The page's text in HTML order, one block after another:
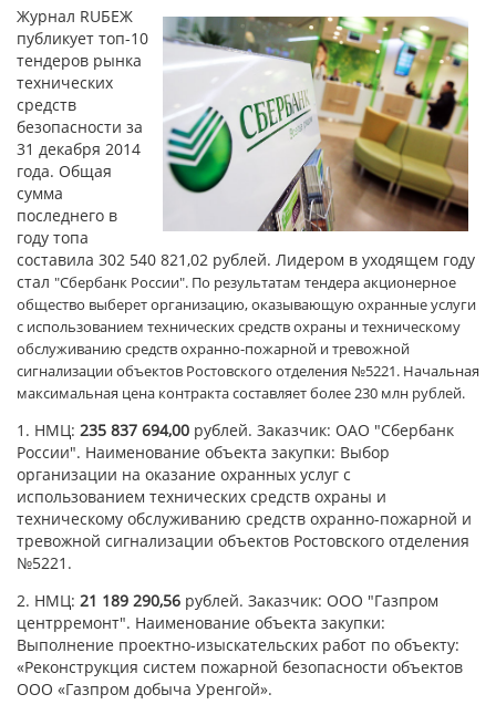
Журнал RUБЕЖ
публикует топ-10
тендеров рынка
технических
средств
безопасности за
31 декабря 2014
года. Общая
сумма
последнего в
году топа
составила 302 540 821,02 рублей. Лидером в уходящем году
стал "Сбербанк России". По результатам тендера акционерное
общество выберет организацию, оказывающую охранные услуги
с использованием технических средств охраны и техническому
обслуживанию средств охранно-пожарной и тревожной
сигнализации объектов Ростовского отделения №5221. Начальная
максимальная цена контракта составляет более 230 млн рублей.
1. НМЦ: 235 837 694,00 рублей. Заказчик: ОАО "Сбербанк
России". Наименование объекта закупки: Выбор
организации на оказание охранных услуг с
использованием технических средств охраны и
техническому обслуживанию средств охранно-пожарной и
тревожной сигнализации объектов Ростовского отделения
№5221.
2. НМЦ: 21 189 290,56 рублей. Заказчик: ООО "Газпром
центрремонт". Наименование объекта закупки:
Выполнение проектно-изыскательских работ по объекту:
«Реконструкция систем пожарной безопасности объектов
ООО «Газпром добыча Уренгой».